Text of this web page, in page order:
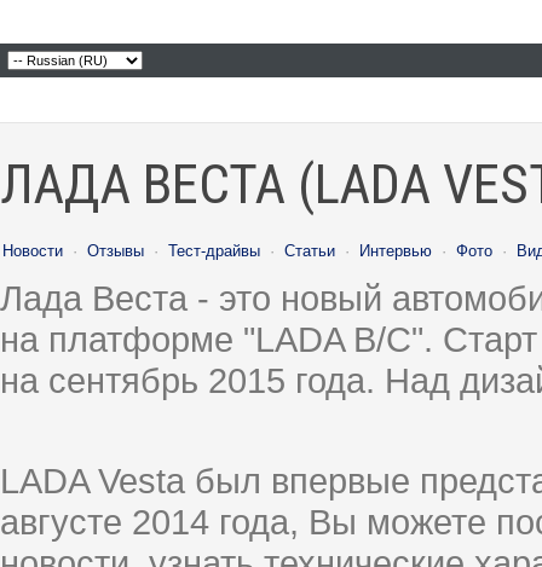
ЛАДА ВЕСТА (LADA
Новости · Отзывы · Тест-драйвы · Статьи · Интервью · Фото ·
Лада Веста - это новый
на платформе "LADA B/C".
на сентябрь 2015 года. Над
LADA Vesta был впервые
августе 2014 года, Вы можете